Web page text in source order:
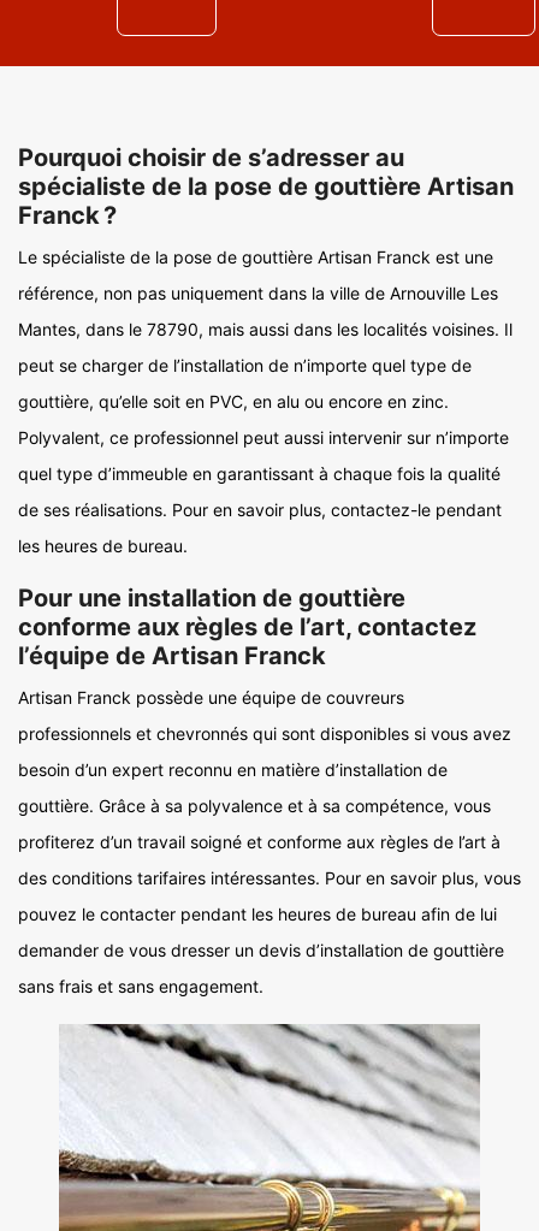
Pourquoi choisir de s’adresser au
spécialiste de la pose de gouttière Artisan
Franck ?
Le spécialiste de la pose de gouttière Artisan Franck est une
référence, non pas uniquement dans la ville de Arnouville Les
Mantes, dans le 78790, mais aussi dans les localités voisines. Il
peut se charger de l’installation de n’importe quel type de
gouttière, qu’elle soit en PVC, en alu ou encore en zinc.
Polyvalent, ce professionnel peut aussi intervenir sur n’importe
quel type d’immeuble en garantissant à chaque fois la qualité
de ses réalisations. Pour en savoir plus, contactez-le pendant
les heures de bureau.
Pour une installation de gouttière
conforme aux règles de l’art, contactez
l’équipe de Artisan Franck
Artisan Franck possède une équipe de couvreurs
professionnels et chevronnés qui sont disponibles si vous avez
besoin d’un expert reconnu en matière d’installation de
gouttière. Grâce à sa polyvalence et à sa compétence, vous
profiterez d’un travail soigné et conforme aux règles de l’art à
des conditions tarifaires intéressantes. Pour en savoir plus, vous
pouvez le contacter pendant les heures de bureau afin de lui
demander de vous dresser un devis d’installation de gouttière
sans frais et sans engagement.